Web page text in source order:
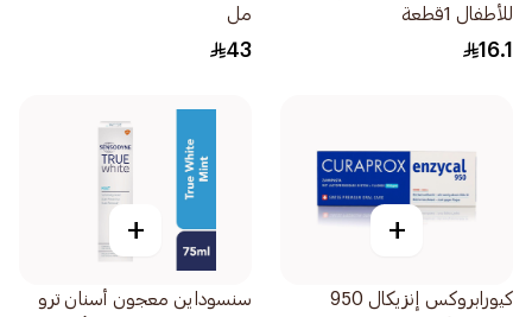
للأطفال 1قطعة
16.1
مل
43
+
كيورابروكس إنزيكال 950
+
سنسوداين معجون أسنان ترو